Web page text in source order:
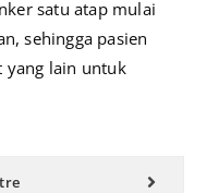
satu atap mulai
sehingga pasien
yang lain untuk